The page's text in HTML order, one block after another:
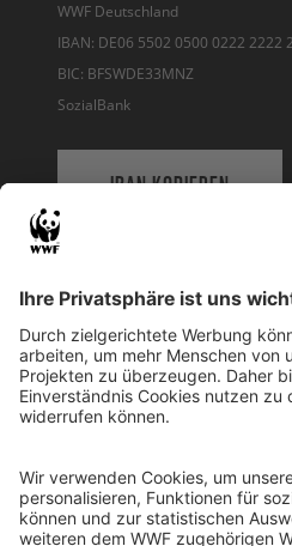
WWF Deutschland
IBAN: DE06 5502 0500 0222 2222
BIC: BFSWDE33MNZ
SozialBank
IBAN KOPIEREN
WWF Deutschland
Reinhardtstr. 18
10117 Berlin
Ihre Spende kann steuerlich
Registriert als Stiftung WWF